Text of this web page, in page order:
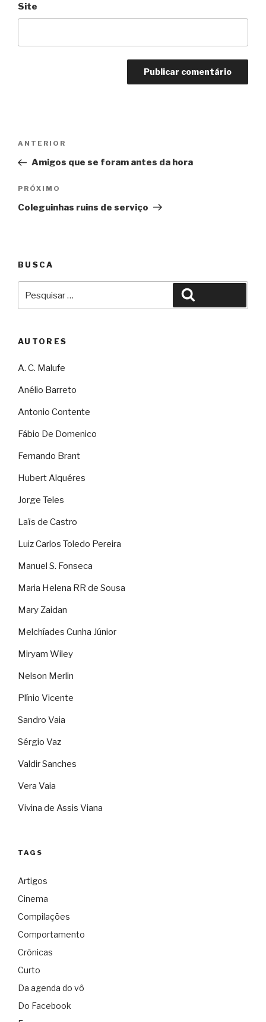
Site
Post
Anterior
ANTERIOR
Amigos que se foram antes da hora
Próximo
PRÓXIMO
Coleguinhas ruins de serviço
BUSCA
por:
AUTORES
A. C. Malufe
Anélio Barreto
Antonio Contente
Fábio De Domenico
Fernando Brant
Hubert Alquéres
Jorge Teles
Laïs de Castro
Luiz Carlos Toledo Pereira
Manuel S. Fonseca
Maria Helena RR de Sousa
Mary Zaidan
Melchíades Cunha Júnior
Miryam Wiley
Nelson Merlin
Plínio Vicente
Sandro Vaia
Sérgio Vaz
Valdir Sanches
Vera Vaia
Vivina de Assis Viana
TAGS
Artigos
Cinema
Compilações
Comportamento
Crônicas
Curto
Da agenda do vô
Do Facebook